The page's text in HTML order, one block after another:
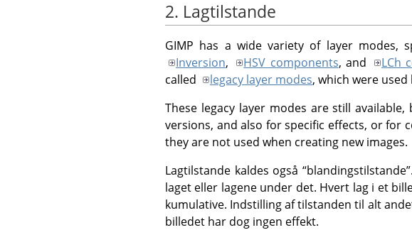
2. Lagtilstande
GIMP has a wide variety of layer modes,
Inversion, HSV components, and LCh
called
legacy layer modes, which were
These legacy layer modes are still
versions, and also for specific effects, or for
they are not used when creating new images.
Lagtilstande kaldes også “blandingstilstande”
laget eller lagene under det. Hvert lag i et
kumulative. Indstilling af tilstanden til alt
billedet har dog ingen effekt.